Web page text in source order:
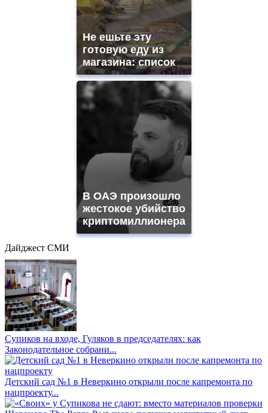
Не ешьте эту
готовую еду из
магазина: список
В ОАЭ произошло
жестокое убийство
криптомиллионера
Дайджест СМИ
Супиков на входе, Гуляков в председателях: как
Законодательное собрани...
Детский сад №1 в Неверкино открыли после капремонта по
нацпроекту...